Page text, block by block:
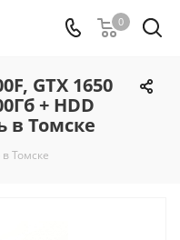
0
GTX 1650
+ HDD
в Томске
Томске